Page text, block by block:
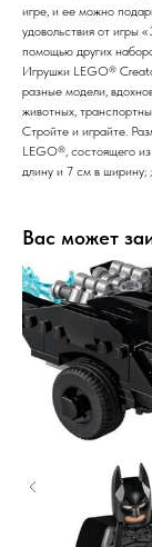
игре, и ее можно
удовольствия от игры
помощью других
Игрушки LEGO®
разные модели,
животных,
Стройте и играйте.
LEGO®, состоящего
длину и 7 см в ширину; ;
Вас может